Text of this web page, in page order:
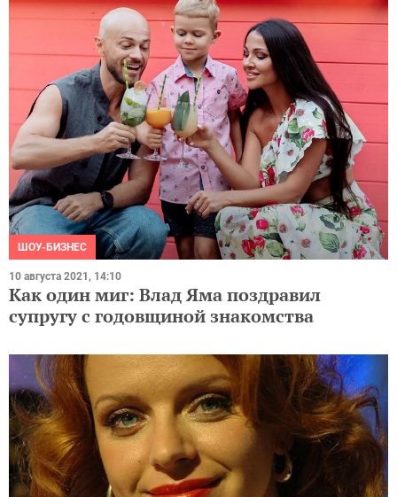
ШОУ-БИЗНЕС
10 августа 2021, 14:10
Как один миг: Влад Яма поздравил
супругу с годовщиной знакомства